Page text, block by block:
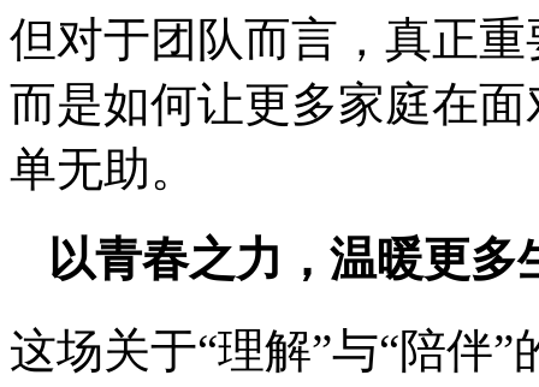
但对于团队而言，真正
而是如何让更多家庭在
单无助。
以青春之力，温暖更多
这场关于“理解”与“陪伴